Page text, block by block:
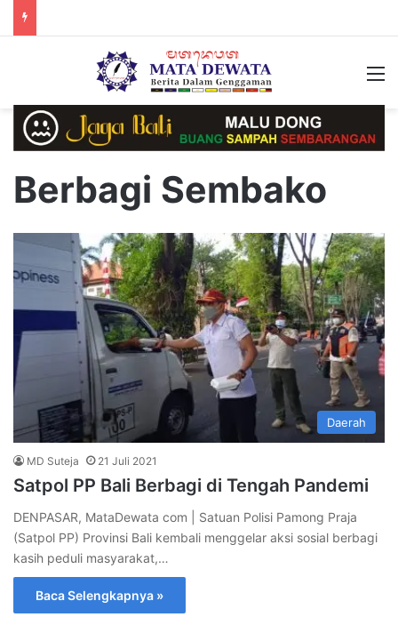
Berbagi Sembako
Daerah
MD Suteja 21 Juli 2021
Satpol PP Bali Berbagi di Tengah Pandemi
DENPASAR, MataDewata com | Satuan Polisi Pamong Praja
(Satpol PP) Provinsi Bali kembali menggelar aksi sosial berbagi
kasih peduli masyarakat,…
Baca Selengkapnya »